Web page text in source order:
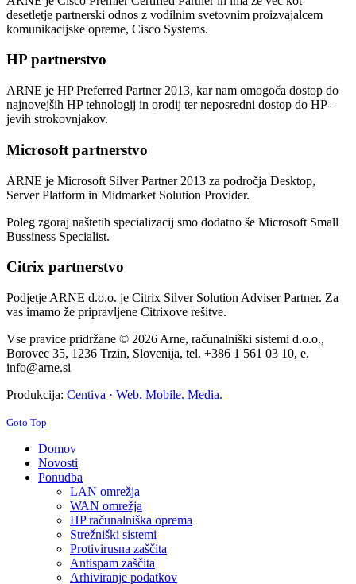
desetletje partnerski odnos z vodilnim svetovnim proizvajalcem
komunikacijske opreme, Cisco Systems.
HP partnerstvo
ARNE je HP Preferred Partner 2013, kar nam omogoča dostop do
najnovejših HP tehnologij in orodij ter neposredni dostop do HP-
jevih strokovnjakov.
Microsoft partnerstvo
ARNE je Microsoft Silver Partner 2013 za področja Desktop,
Server Platform in Midmarket Solution Provider.
Poleg zgoraj naštetih specializacij smo dodatno še Microsoft Small
Bussiness Specialist.
Citrix partnerstvo
Podjetje ARNE d.o.o. je Citrix Silver Solution Adviser Partner. Za
vas imamo že pripravljene Citrixove rešitve.
Vse pravice pridržane © 2026 Arne, računalniški sistemi d.o.o.,
Borovec 35, 1236 Trzin, Slovenija, tel. +386 1 561 03 10, e.
info@arne.si
Produkcija: Centiva · Web. Mobile. Media.
Goto Top
Domov
Novosti
Ponudba
LAN omrežja
WAN omrežja
HP računalniška oprema
Strežniški sistemi
Protivirusna zaščita
Antispam zaščita
Arhiviranje podatkov